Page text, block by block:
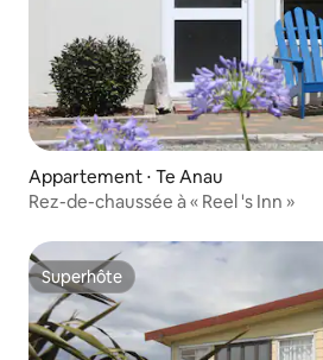
Appartement ⋅ Te Anau
Rez-de-chaussée à « Reel 's Inn »
Superhôte
Superhôte